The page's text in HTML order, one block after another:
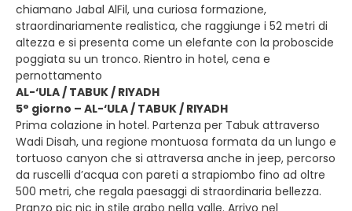
chiamano Jabal AlFil, una curiosa formazione,
straordinariamente realistica, che raggiunge i 52 metri di
altezza e si presenta come un elefante con la proboscide
poggiata su un tronco. Rientro in hotel, cena e
pernottamento
AL-‘ULA / TABUK / RIYADH
5° giorno – AL-‘ULA / TABUK / RIYADH
Prima colazione in hotel. Partenza per Tabuk attraverso
Wadi Disah, una regione montuosa formata da un lungo e
tortuoso canyon che si attraversa anche in jeep, percorso
da ruscelli d’acqua con pareti a strapiombo fino ad oltre
500 metri, che regala paesaggi di straordinaria bellezza.
Pranzo pic nic in stile arabo nella valle. Arrivo nel